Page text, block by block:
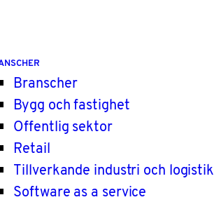
Branscher
Bygg och fastighet
Offentlig sektor
Retail
Tillverkande industri och logistik
Software as a service